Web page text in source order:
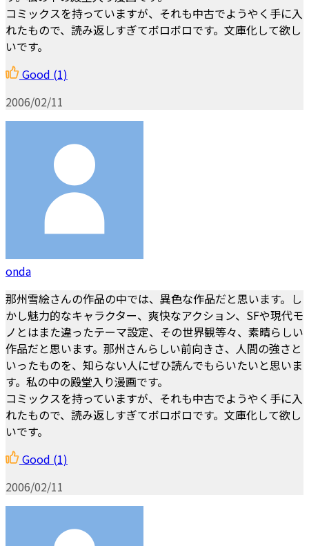
コミックスを持っていますが、それも中古でようやく手に入
れたもので、読み返しすぎてボロボロです。文庫化して欲し
いです。
Good (1)
2006/02/11
onda
那州雪絵さんの作品の中では、異色な作品だと思います。し
かし魅力的なキャラクター、爽快なアクション、SFや現代モ
ノとはまた違ったテーマ設定、その世界観等々、素晴らしい
作品だと思います。那州さんらしい前向きさ、人間の強さと
いったものを、知らない人にぜひ読んでもらいたいと思いま
す。私の中の殿堂入り漫画です。
コミックスを持っていますが、それも中古でようやく手に入
れたもので、読み返しすぎてボロボロです。文庫化して欲し
いです。
Good (1)
2006/02/11